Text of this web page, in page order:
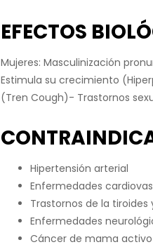
EFECTOS
Mujeres: Masculinización
Estimula su crecimiento
(Tren Cough)- Trastornos
Hipertensión arterial
Enfermedades
Trastornos de la tiroides
Enfermedades
Cáncer de mama activo